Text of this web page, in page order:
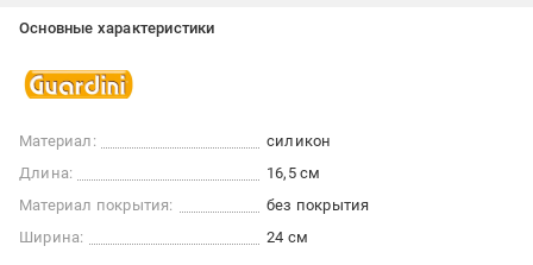
Основные характеристики
Материал:
силикон
Длина:
16,5 см
Материал покрытия:
без покрытия
Ширина:
24 см